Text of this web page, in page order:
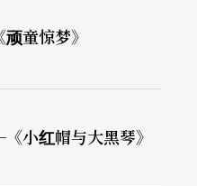
童惊梦》
小红帽与大黑琴》